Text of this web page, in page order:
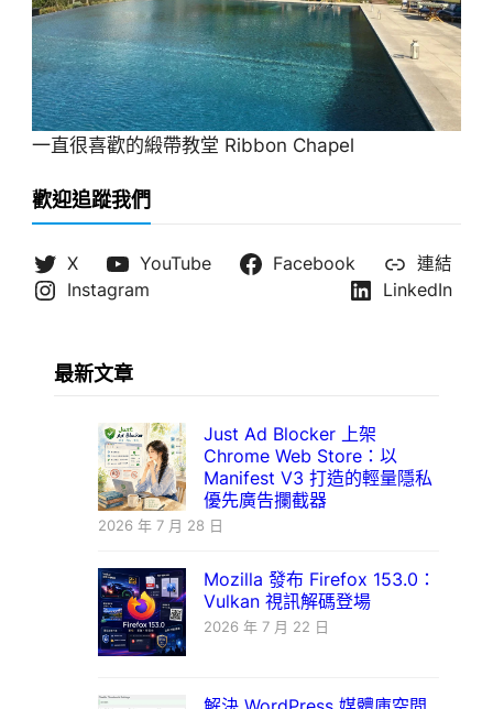
一直很喜歡的緞帶教堂 Ribbon Chapel
歡迎追蹤我們
X YouTube Facebook
連結
Instagram
LinkedIn
最新文章
Just Ad Blocker 上架
Chrome Web Store：以
Manifest V3 打造的輕量隱私
優先廣告攔截器
2026 年 7 月 28 日
Mozilla 發布 Firefox 153.0：
Vulkan 視訊解碼登場
2026 年 7 月 22 日